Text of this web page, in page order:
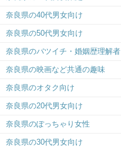
奈良県の40代男女向け
奈良県の50代男女向け
奈良県のバツイチ・婚姻歴理解者
奈良県の映画など共通の趣味
奈良県のオタク向け
奈良県の20代男女向け
奈良県のぽっちゃり女性
奈良県の30代男女向け